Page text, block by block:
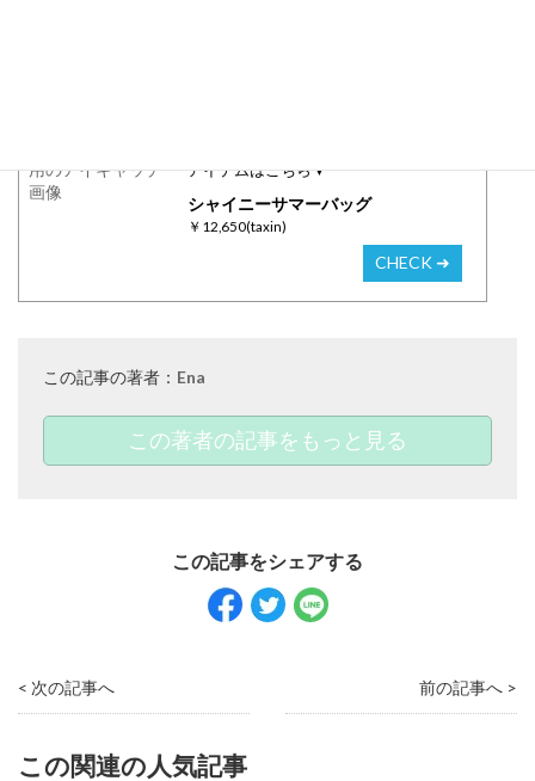
アイテムはこちら▼
シャイニーサマーバッグ
￥12,650(taxin)
CHECK ➜
この記事の著者： Ena
この著者の記事をもっと見る
< 次の記事へ 前の記事へ >
この関連の人気記事